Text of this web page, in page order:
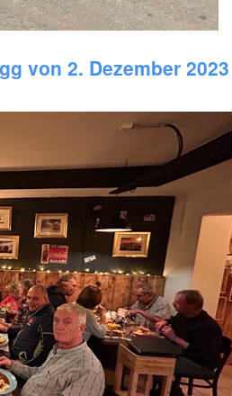
von 2. Dezember 2023